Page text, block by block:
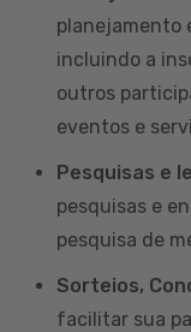
planejamento
incluindo a
outros
eventos e
Pesquisas e
pesquisas e
pesquisa de
Sorteios,
facilitar sua